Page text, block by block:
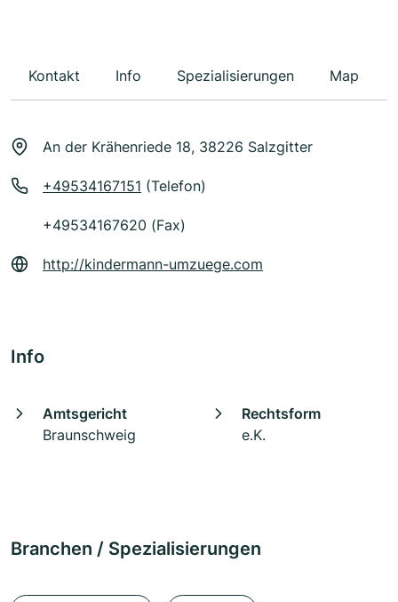
Kontakt Info Spezialisierungen Map
An der Krähenriede 18, 38226 Salzgitter
+49534167151 (Telefon)
+49534167620 (Fax)
http://kindermann-umzuege.com
Info
Amtsgericht
Braunschweig
Rechtsform
e.K.
Branchen / Spezialisierungen